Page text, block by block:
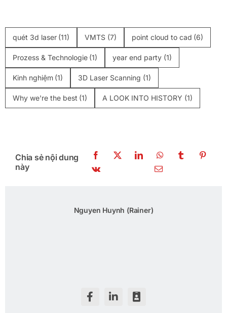
quét 3d laser (11) VMTS (7) point cloud to cad (6)
Prozess & Technologie (1) year end party (1)
Kinh nghiệm (1) 3D Laser Scanning (1)
Why we're the best (1) A LOOK INTO HISTORY (1)
Chia sẻ nội dung
này
Nguyen Huynh (Rainer)